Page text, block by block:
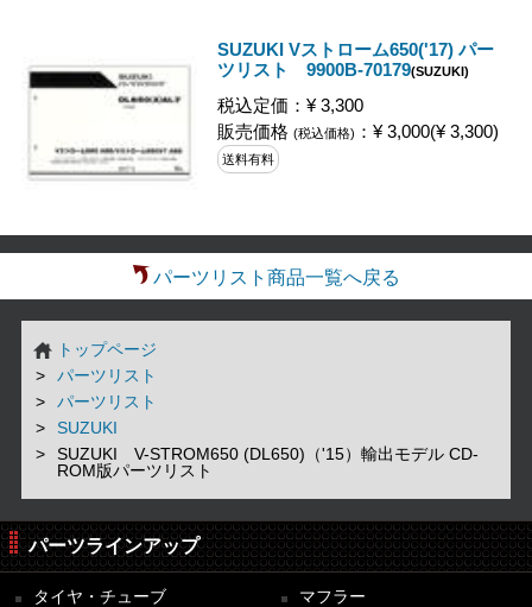
SUZUKI Vストローム650('17) パー
ツリスト 9900B-70179(SUZUKI)
税込定価：¥ 3,300
販売価格 (税込価格) ：¥ 3,000(¥ 3,300)
送料有料
パーツリスト商品一覧へ戻る
トップページ
パーツリスト
パーツリスト
SUZUKI
SUZUKI V-STROM650 (DL650)（'15）輸出モデル CD-
ROM版パーツリスト
パーツラインアップ
タイヤ・チューブ マフラー